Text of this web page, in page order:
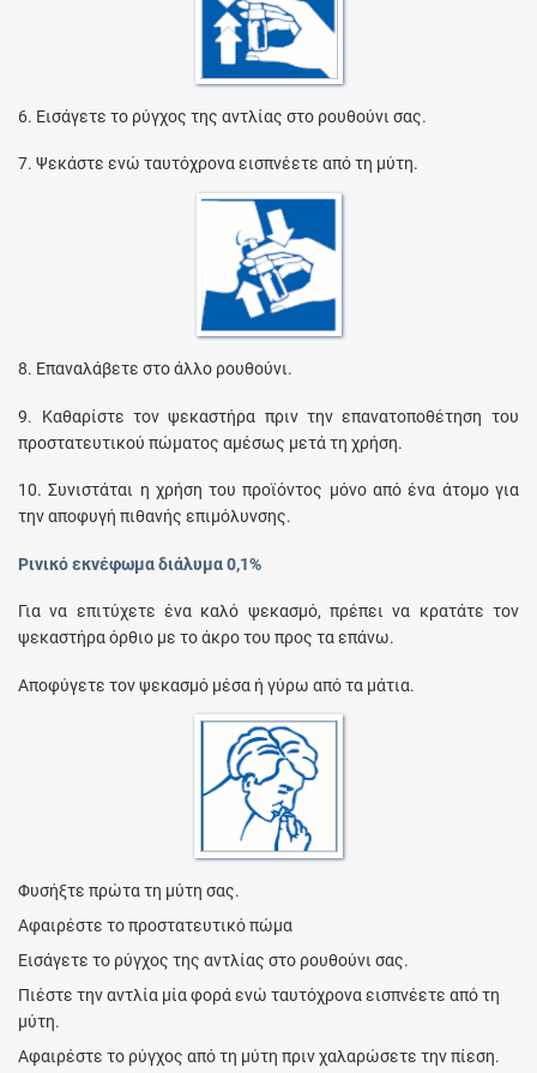
6. Εισάγετε το ρύγχος της αντλίας στο ρουθούνι σας.
7. Ψεκάστε ενώ ταυτόχρονα εισπνέετε από τη μύτη.
8. Επαναλάβετε στο άλλο ρουθούνι.
9. Καθαρίστε τον ψεκαστήρα πριν την επανατοποθέτηση του
προστατευτικού πώματος αμέσως μετά τη χρήση.
10. Συνιστάται η χρήση του προϊόντος μόνο από ένα άτομο για
την αποφυγή πιθανής επιμόλυνσης.
Ρινικό εκνέφωμα διάλυμα 0,1%
Για να επιτύχετε ένα καλό ψεκασμό, πρέπει να κρατάτε τον
ψεκαστήρα όρθιο με το άκρο του προς τα επάνω.
Αποφύγετε τον ψεκασμό μέσα ή γύρω από τα μάτια.
Φυσήξτε πρώτα τη μύτη σας.
Αφαιρέστε το προστατευτικό πώμα
Εισάγετε το ρύγχος της αντλίας στο ρουθούνι σας.
Πιέστε την αντλία μία φορά ενώ ταυτόχρονα εισπνέετε από τη
μύτη.
Αφαιρέστε το ρύγχος από τη μύτη πριν χαλαρώσετε την πίεση.